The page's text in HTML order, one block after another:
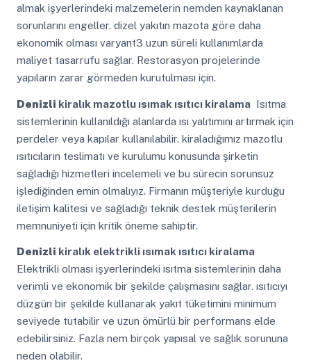
almak işyerlerindeki malzemelerin nemden kaynaklanan
sorunlarını engeller. dizel yakıtın mazota göre daha
ekonomik olması varyant3 uzun süreli kullanımlarda
maliyet tasarrufu sağlar. Restorasyon projelerinde
yapıların zarar görmeden kurutulması için.
Denizli kiralık mazotlu ısımak ısıtıcı kiralamaIsıtma
sistemlerinin kullanıldığı alanlarda ısı yalıtımını artırmak için
perdeler veya kapılar kullanılabilir. kiraladığımız mazotlu
ısıtıcıların teslimatı ve kurulumu konusunda şirketin
sağladığı hizmetleri incelemeli ve bu sürecin sorunsuz
işlediğinden emin olmalıyız. Firmanın müşteriyle kurduğu
iletişim kalitesi ve sağladığı teknik destek müşterilerin
memnuniyeti için kritik öneme sahiptir.
Denizli kiralık elektrikli ısımak ısıtıcı kiralama
Elektrikli olması işyerlerindeki ısıtma sistemlerinin daha
verimli ve ekonomik bir şekilde çalışmasını sağlar. ısıtıcıyı
düzgün bir şekilde kullanarak yakıt tüketimini minimum
seviyede tutabilir ve uzun ömürlü bir performans elde
edebilirsiniz. Fazla nem birçok yapısal ve sağlık sorununa
neden olabilir.